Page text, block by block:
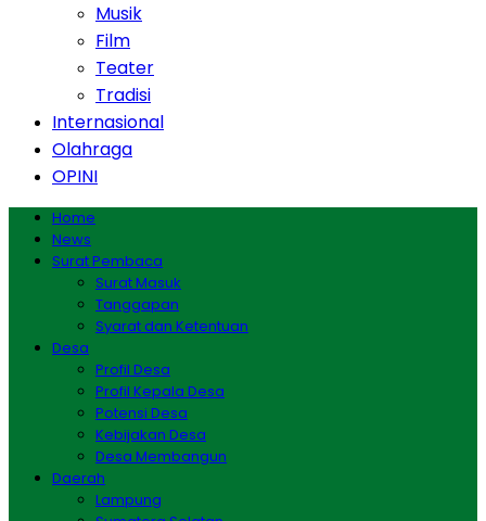
Musik
Film
Teater
Tradisi
Internasional
Olahraga
OPINI
Home
News
Surat Pembaca
Surat Masuk
Tanggapan
Syarat dan Ketentuan
Desa
Profil Desa
Profil Kepala Desa
Potensi Desa
Kebijakan Desa
Desa Membangun
Daerah
Lampung